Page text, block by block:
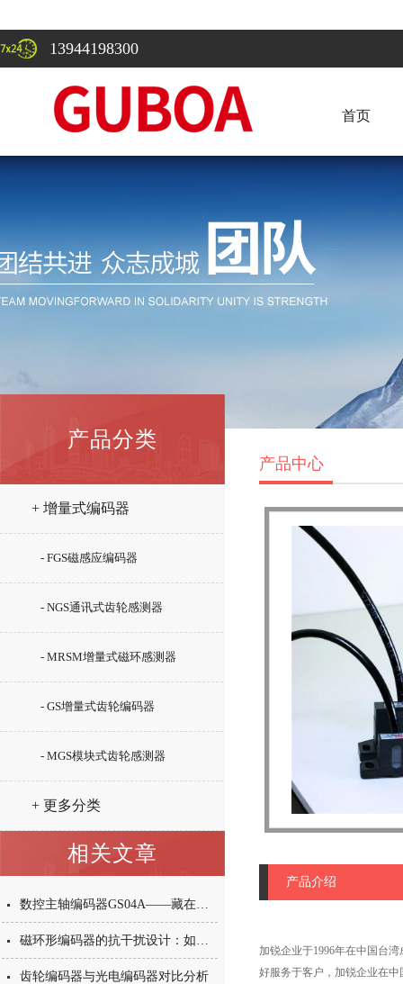
13944198300
首页
产品分类
+ 增量式编码器
- FGS磁感应编码器
- NGS通讯式齿轮感测器
- MRSM增量式磁环感测器
- GS增量式齿轮编码器
- MGS模块式齿轮感测器
+ 更多分类
相关文章
数控主轴编码器GS04A——藏在机床里的“速度与位置管家”
磁环形编码器的抗干扰设计：如何应对强磁场、油污与振动挑战？
齿轮编码器与光电编码器对比分析
产品中心
产品介绍
加锐企业于1996年在中国台湾
好服务于客户，加锐企业在